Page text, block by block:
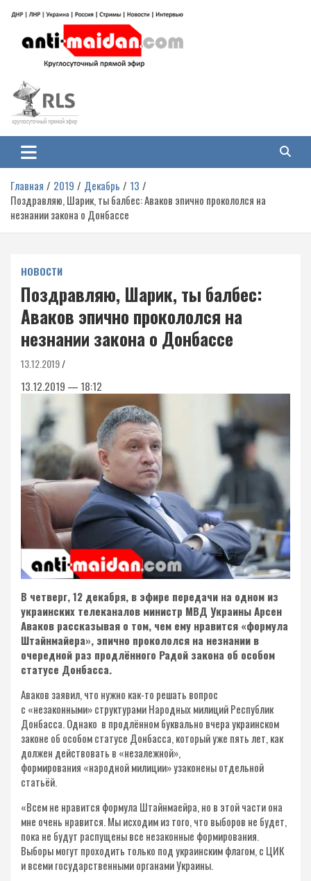
содержимому
Антимайдан: Гражданская война
на Украине
гражданской войне на Украине, включая события в Новороссии, ДНР,
ЛНР и других регионах.
Главная 2019 Декабрь
13
Поздравляю, Шарик, ты балбес: Аваков эпично прокололся на
незнании закона о Донбассе
НОВОСТИ
Поздравляю, Шарик, ты балбес:
Аваков эпично прокололся на
незнании закона о Донбассе
13.12.2019
13.12.2019 — 18:12
В четверг, 12 декабря, в эфире передачи на одном из
украинских телеканалов министр МВД Украины Арсен
Аваков рассказывая о том, чем ему нравится «формула
Штайнмайера», эпично прокололся на незнании в
очередной раз продлённого Радой закона об особом
статусе Донбасса.
Аваков заявил, что нужно как-то решать вопрос
с «незаконными» структурами Народных милиций Республик
Донбасса. Однако в продлённом буквально вчера украинском
законе об особом статусе Донбасса, который уже пять лет, как
должен действовать в «незалежной»,
формирования «народной милиции» узаконены отдельной
статьёй.
«Всем не нравится формула Штайнмаейра, но в этой части она
мне очень нравится. Мы исходим из того, что выборов не будет,
пока не будут распущены все незаконные формирования.
Выборы могут проходить только под украинским флагом, с ЦИК
и всеми государственными органами Украины.